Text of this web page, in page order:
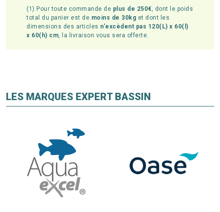
(1) Pour toute commande de plus de 250€, dont le poids
total du panier est de moins de 30kg et dont les
dimensions des articles n'excèdent pas 120(L) x 60(l)
x 60(h) cm, la livraison vous sera offerte.
LES MARQUES EXPERT BASSIN